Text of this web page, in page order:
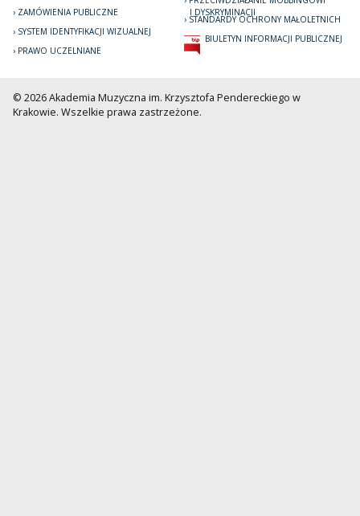
ZAMÓWIENIA PUBLICZNE
SYSTEM IDENTYFIKACJI WIZUALNEJ
PRAWO UCZELNIANE
I DYSKRYMINACJI
STANDARDY OCHRONY MAŁOLETNICH
BIULETYN INFORMACJI PUBLICZNEJ
© 2026 Akademia Muzyczna im. Krzysztofa Pendereckiego w
Krakowie. Wszelkie prawa zastrzeżone.